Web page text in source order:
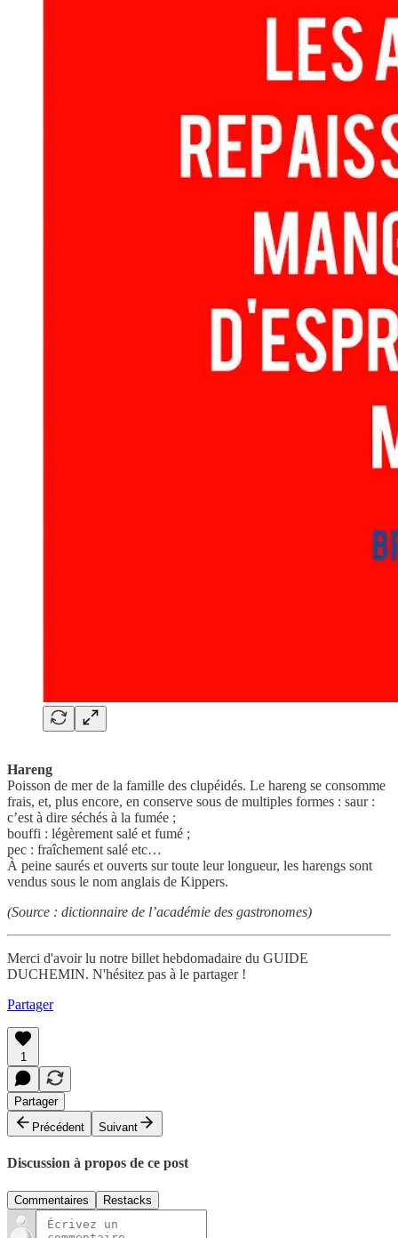
Hareng
Poisson de mer de la famille des clupéidés. Le hareng se consomme
frais, et, plus encore, en conserve sous de multiples formes : saur :
c’est à dire séchés à la fumée ;
bouffi : légèrement salé et fumé ;
pec : fraîchement salé etc…
À peine saurés et ouverts sur toute leur longueur, les harengs sont
vendus sous le nom anglais de Kippers.
(Source : dictionnaire de l’académie des gastronomes)
Merci d'avoir lu notre billet hebdomadaire du GUIDE
DUCHEMIN. N'hésitez pas à le partager !
Partager
1
Partager
Précédent
Suivant
Discussion à propos de ce post
Commentaires Restacks